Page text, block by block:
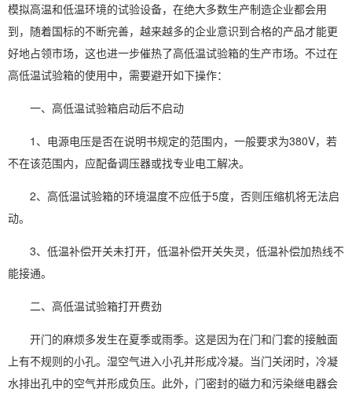
模拟高温和低温环境的试验设备，在绝大多数生产制造企业都会用
到，随着国标的不断完善，越来越多的企业意识到合格的产品才能更
好地占领市场，这也进一步催热了高低温试验箱的生产市场。不过在
高低温试验箱的使用中，需要避开如下操作：
一、高低温试验箱启动后不启动
1、电源电压是否在说明书规定的范围内，一般要求为380V，若
不在该范围内，应配备调压器或找专业电工解决。
2、高低温试验箱的环境温度不应低于5度，否则压缩机将无法启
动。
3、低温补偿开关未打开，低温补偿开关失灵，低温补偿加热线不
能接通。
二、高低温试验箱打开费劲
开门的麻烦多发生在夏季或雨季。这是因为在门和门套的接触面
上有不规则的小孔。湿空气进入小孔并形成冷凝。当门关闭时，冷凝
水排出孔中的空气并形成负压。此外，门密封的磁力和污染继电器会